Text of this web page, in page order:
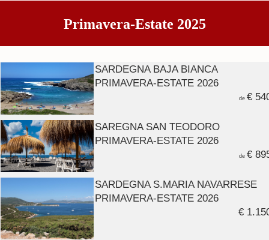
Primavera-Estate 2025
SARDEGNA BAJA BIANCA
PRIMAVERA-ESTATE 2026
de€
SAREGNA SAN TEODORO
PRIMAVERA-ESTATE 2026
de€
SARDEGNA S.MARIA NAVARRESE
PRIMAVERA-ESTATE 2026
€